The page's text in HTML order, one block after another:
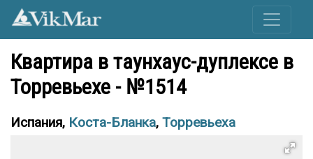
Квартира в таунхаус-дуплексе в
Торревьехе - №1514
Испания, Коста-Бланка, Торревьеха